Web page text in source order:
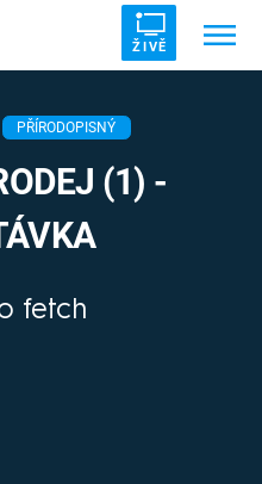
ŽIVĚ
SVĚTOVÁ VÁLKA
PŘÍRODOPISNÝ
(1) -
fetch